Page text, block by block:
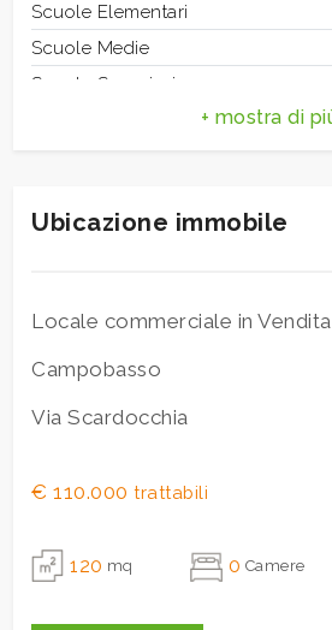
Scuole Elementari
Scuole Medie
Scuole Superiori
Ubicazione immobile
Locale commerciale in Vendita
Campobasso
Via Scardocchia
€ 110.000trattabili
120 mq 0 Camere
2
5
minimi
Qualsiasi
1